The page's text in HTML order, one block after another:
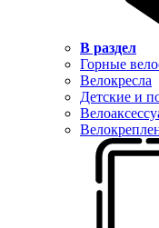
В раздел
Горные
Велокресла
Детские и